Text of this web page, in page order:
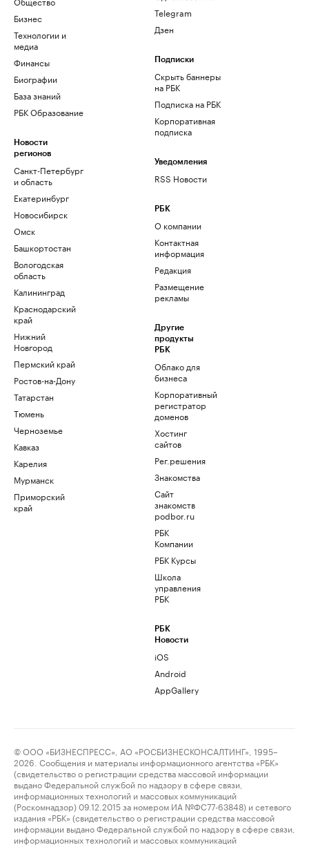
Бизнес
Технологии и
медиа
Финансы
Биографии
База знаний
РБК Образование
Новости
регионов
Санкт-Петербург
и область
Екатеринбург
Новосибирск
Омск
Башкортостан
Вологодская
область
Калининград
Краснодарский
край
Нижний
Новгород
Пермский край
Ростов-на-Дону
Татарстан
Тюмень
Черноземье
Кавказ
Карелия
Мурманск
Приморский
край
Telegram
Дзен
Подписки
Скрыть баннеры
на РБК
Подписка на РБК
Корпоративная
подписка
Уведомления
RSS Новости
РБК
О компании
Контактная
информация
Редакция
Размещение
рекламы
Другие
продукты
РБК
Облако для
бизнеса
Корпоративный
регистратор
доменов
Хостинг
сайтов
Рег.решения
Знакомства
Сайт
знакомств
podbor.ru
РБК
Компании
РБК Курсы
Школа
управления
РБК
РБК
Новости
iOS
Android
AppGallery
© ООО «БИЗНЕСПРЕСС», АО «РОСБИЗНЕСКОНСАЛТИНГ», 1995–
2026. Сообщения и материалы информационного агентства «РБК»
(свидетельство о регистрации средства массовой информации
выдано Федеральной службой по надзору в сфере связи,
информационных технологий и массовых коммуникаций
(Роскомнадзор) 09.12.2015 за номером ИА №ФС77-63848) и сетевого
издания «РБК» (свидетельство о регистрации средства массовой
информации выдано Федеральной службой по надзору в сфере связи,
информационных технологий и массовых коммуникаций